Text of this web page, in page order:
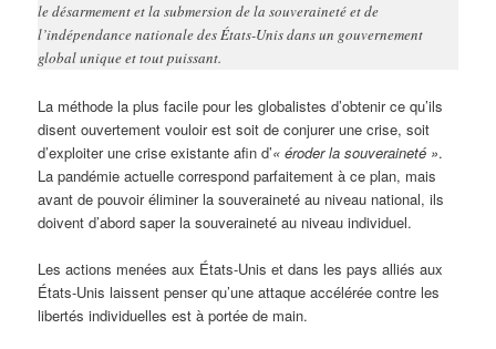
le désarmement et la submersion de la souveraineté et de
l’indépendance nationale des États-Unis dans un gouvernement
global unique et tout puissant.
La méthode la plus facile pour les globalistes d’obtenir ce qu’ils
disent ouvertement vouloir est soit de conjurer une crise, soit
d’exploiter une crise existante afin d’« éroder la souveraineté ».
La pandémie actuelle correspond parfaitement à ce plan, mais
avant de pouvoir éliminer la souveraineté au niveau national, ils
doivent d’abord saper la souveraineté au niveau individuel.
Les actions menées aux États-Unis et dans les pays alliés aux
États-Unis laissent penser qu’une attaque accélérée contre les
libertés individuelles est à portée de main.